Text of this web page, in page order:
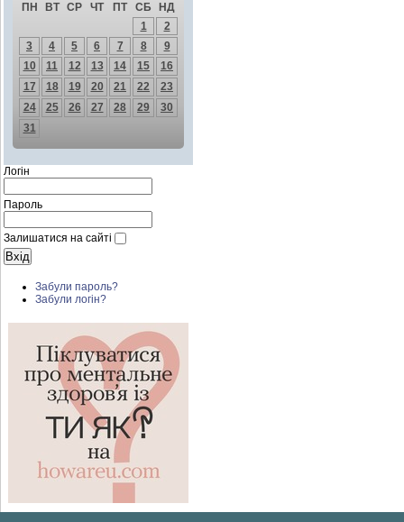
ПН ВТ СР ЧТ ПТ СБ
НД
1
2
3
4 5 6 7 8
9
10
11 12 13 14 15
16
17
18 19 20 21 22
23
24
25 26 27 28 29
30
31
Логін
Пароль
Залишатися на сайті
Забули пароль?
Забули логін?